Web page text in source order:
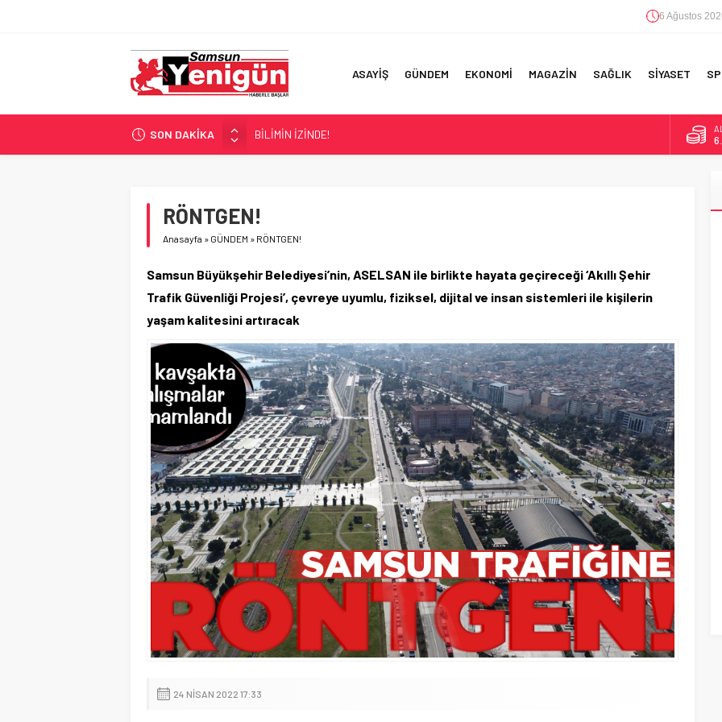
6 Ağustos
ASAYİŞ GÜNDEM EKONOMİ MAGAZİN SAĞLIK SİYASET
SON DAKİKA
BİLİMİN İZİNDE!
TIR’A ‘ZEHİR’ BASKINI!
UÇURUMDA CAN PAZARI!
SAMSUN YANACAK!
RÖNTGEN!
Anasayfa » GÜNDEM » RÖNTGEN!
Samsun Büyükşehir Belediyesi’nin, ASELSAN ile birlikte hayata geçireceği ‘Akıllı Şehir
Trafik Güvenliği Projesi’, çevreye uyumlu, fiziksel, dijital ve insan sistemleri ile kişilerin
yaşam kalitesini artıracak
24 NISAN 2022 17:33